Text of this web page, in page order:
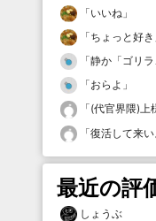
「いいね 」
「ちょっと好き
「静か「ゴリラ
「おらよ 」
「(代官界隈)上
「復活して来
最近の評
しょうぶ